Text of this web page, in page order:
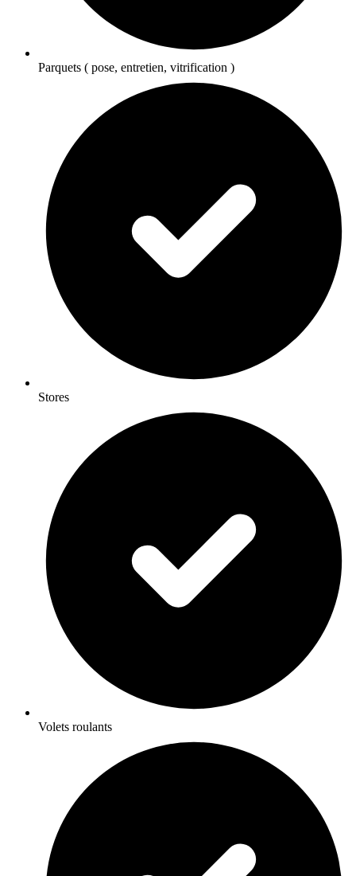
Parquets ( pose, entretien, vitrification )
Stores
Volets roulants